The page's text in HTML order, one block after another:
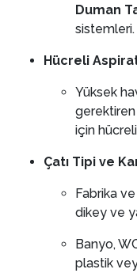
Duman
sistemleri.
Hücreli
Yüksek
gerektiren
için
Çatı Tipi ve
Fabrika
dikey ve
Banyo,
plastik